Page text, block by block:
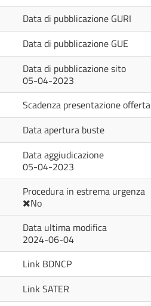
Data di pubblicazione GURI
Data di pubblicazione GUE
Data di pubblicazione sito
05-04-2023
Scadenza presentazione offerta
Data apertura buste
Data aggiudicazione
05-04-2023
Procedura in estrema urgenza
No
Data ultima modifica
2024-06-04
Link BDNCP
Link SATER